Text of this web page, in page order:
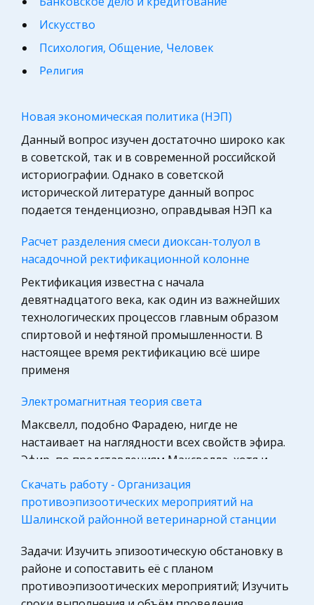
Искусство
Психология, Общение, Человек
Религия
Конституционное (государственное) право
России
Астрономия, Авиация, Космонавтика
Программирование, Базы данных
Микроэкономика, экономика предприятия,
География, Экономическая география
Международное право
Компьютеры, Программирование
Педагогика
Маркетинг, товароведение, реклама
Право
Биология
Международное частное право
Гражданская оборона
Трудовое право
Экскурсии и туризм
Астрономия
Медицина
Государственное регулирование, Таможня,
Налоги
Новая экономическая политика (НЭП)
Данный вопрос изучен достаточно широко как
в советской, так и в современной российской
историографии. Однако в советской
исторической литературе данный вопрос
подается тенденциозно, оправдывая НЭП ка
Расчет разделения смеси диоксан-толуол в
насадочной ректификационной колонне
Ректификация известна с начала
девятнадцатого века, как один из важнейших
технологических процессов главным образом
спиртовой и нефтяной промышленности. В
настоящее время ректификацию всё шире
применя
Электромагнитная теория света
Максвелл, подобно Фарадею, нигде не
настаивает на наглядности всех свойств эфира.
Эфир, по представлениям Максвелла, хотя и
имееет некоторое сходство с обыкновенным
веществом, но в то же время это все
Аккредитив
Продавец со своей стороны может быть уверен,
что после отсылки товара и при
предоставлении всех документов в
Скачать работу - Организация
противоэпизоотических мероприятий на
Шалинской районной ветеринарной станции
Задачи: Изучить эпизоотическую обстановку в
районе и сопоставить её с планом
противоэпизоотических мероприятий; Изучить